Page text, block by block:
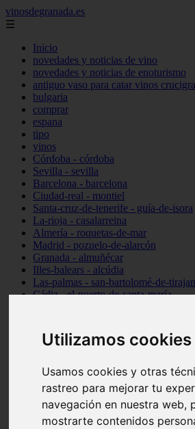
Utilizamos cookies
Usamos cookies y otras
rastreo para mejorar tu
navegación en nuestra web,
mostrarte contenidos
vinosdegranada.es
☰
Inicio
novedades y noticias de vino
novedades y noticias de enoturismo
antiguo vaso para catar vinos
bulgaria
comprar
espana
tipo
vinos
Córdoba - córdoba
Sevilla - sevilla
Barcelona - barcelona
Ciudad-real - montiel
Santa-cruz-de-tenerife - guía-de-isora
La-rioja - casalarreina
Almería - roquetas-de-mar
Madrid - pozuelo-de-alarcón
Granada - almuñécar
Illes-balears - alcúdia
Las-palmas - san-bartolomé-de-
Cádiz - el-puerto-de-santa-maría
Santa-cruz-de-tenerife - los-llanos-de-
Cantabria - suances
Granada - monachil
Huesca - isábena
Huesca - alquézar
Huesca - castejón-de-sos